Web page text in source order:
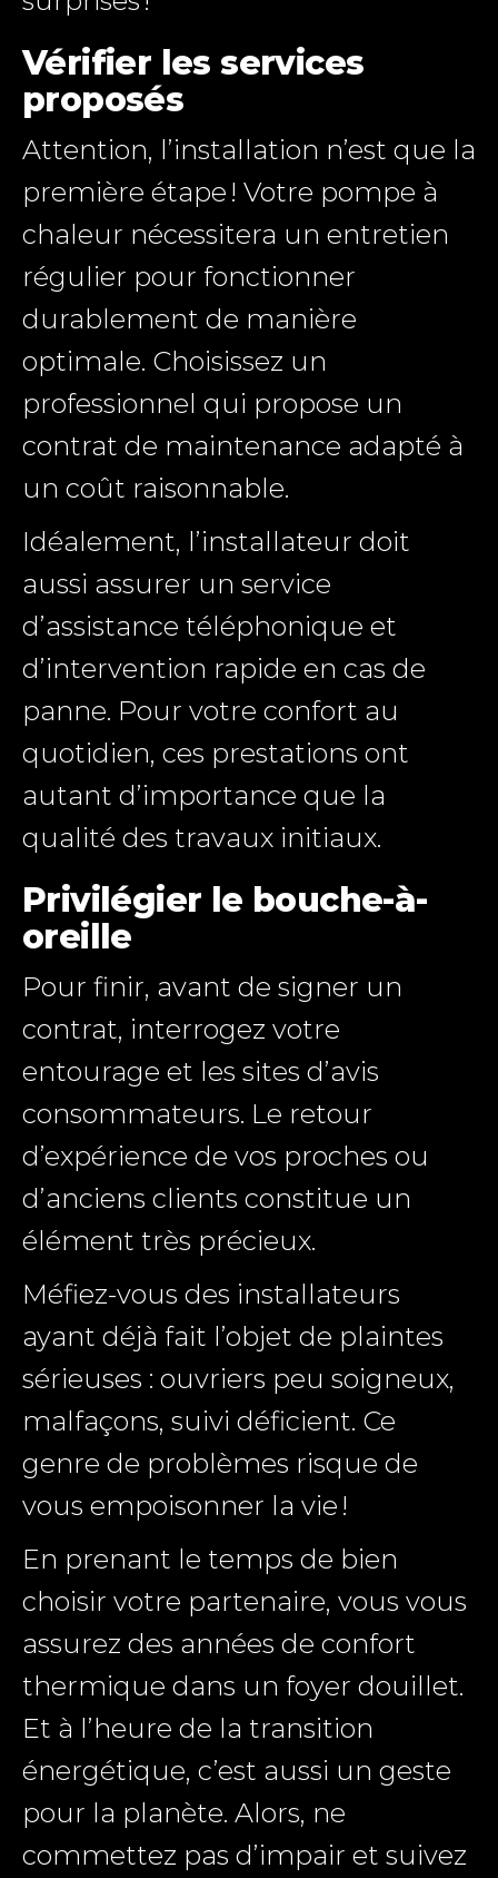
Vérifier les services
proposés
Attention, l’installation n’est que la
première étape ! Votre pompe à
chaleur nécessitera un entretien
régulier pour fonctionner
durablement de manière
optimale. Choisissez un
professionnel qui propose un
contrat de maintenance adapté à
un coût raisonnable.
Idéalement, l’installateur doit
aussi assurer un service
d’assistance téléphonique et
d’intervention rapide en cas de
panne. Pour votre confort au
quotidien, ces prestations ont
autant d’importance que la
qualité des travaux initiaux.
Privilégier le bouche-à-
oreille
Pour finir, avant de signer un
contrat, interrogez votre
entourage et les sites d’avis
consommateurs. Le retour
d’expérience de vos proches ou
d’anciens clients constitue un
élément très précieux.
Méfiez-vous des installateurs
ayant déjà fait l’objet de plaintes
sérieuses : ouvriers peu soigneux,
malfaçons, suivi déficient. Ce
genre de problèmes risque de
vous empoisonner la vie !
En prenant le temps de bien
choisir votre partenaire, vous vous
assurez des années de confort
thermique dans un foyer douillet.
Et à l’heure de la transition
énergétique, c’est aussi un geste
pour la planète. Alors, ne
commettez pas d’impair et suivez